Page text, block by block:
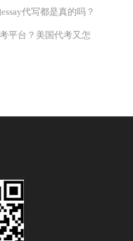
代写都是真的吗？
平台？美国代考又怎